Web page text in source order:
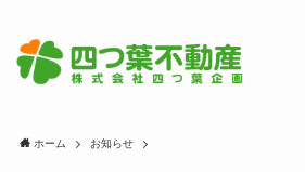
ホーム お知らせ